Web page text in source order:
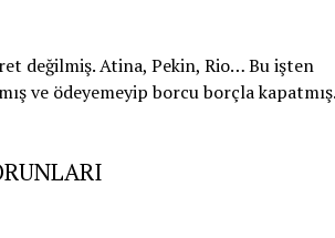
değilmiş. Atina, Pekin, Rio… Bu işten
ve ödeyemeyip borcu borçla kapatmış.